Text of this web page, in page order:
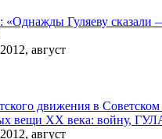
Гуляеву сказали —
август
движения в
вещи ХХ века: войну,
август